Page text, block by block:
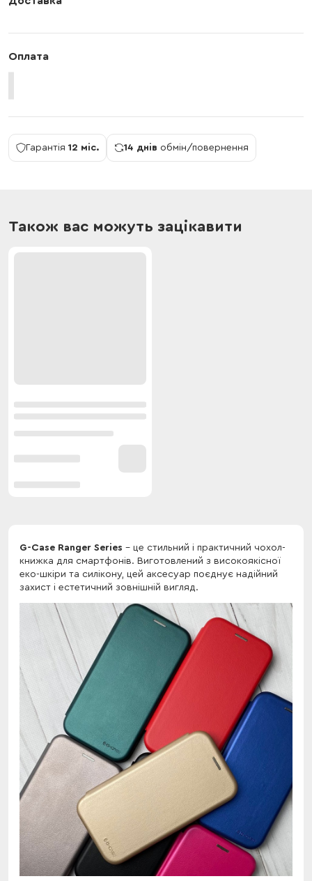
Оплата
Гарантія 12 міс. 14 днів обмін/повернення
Також вас можуть зацікавити
G-Case Ranger Series - це стильний і практичний чохол-
книжка для смартфонів. Виготовлений з високоякісної
еко-шкіри та силікону, цей аксесуар поєднує надійний
захист і естетичний зовнішній вигляд.